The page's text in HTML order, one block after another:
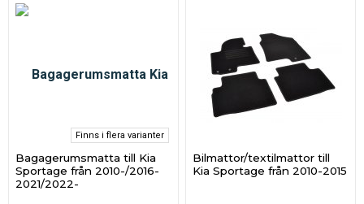
Finns i flera varianter
Bagagerumsmatta till Kia
Sportage från 2010-/2016-
2021/2022-
Bilmattor/textilmattor till
Kia Sportage från 2010-2015